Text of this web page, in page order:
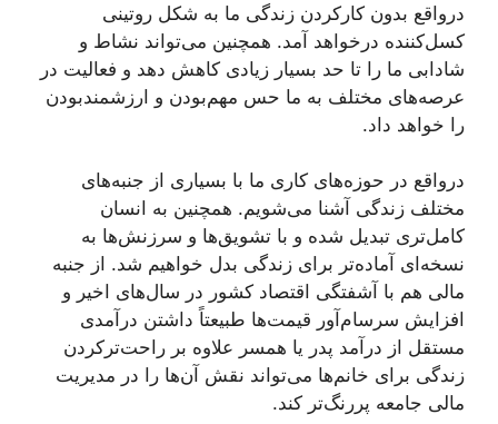
درواقع بدون کارکردن زندگی ما به شکل روتینی
کسل‌کننده درخواهد آمد. همچنین می‌تواند نشاط و
شادابی ما را تا حد بسیار زیادی کاهش دهد و فعالیت در
عرصه‌های مختلف به ما حس مهم‌بودن و ارزشمندبودن
را خواهد داد.
درواقع در حوزه‌های کاری ما با بسیاری از جنبه‌های
مختلف زندگی آشنا می‌شویم. همچنین به انسان
کامل‌تری تبدیل شده و با تشویق‌ها و سرزنش‌ها به
نسخه‌ای آماده‌تر برای زندگی بدل خواهیم شد. از جنبه
مالی هم با آشفتگی اقتصاد کشور در سال‌های اخیر و
افزایش سرسام‌آور قیمت‌ها طبیعتاً داشتن درآمدی
مستقل از درآمد پدر یا همسر علاوه ‌بر راحت‌ترکردن
زندگی برای خانم‌ها می‌تواند نقش آن‌ها را در مدیریت
مالی جامعه پررنگ‌تر کند.